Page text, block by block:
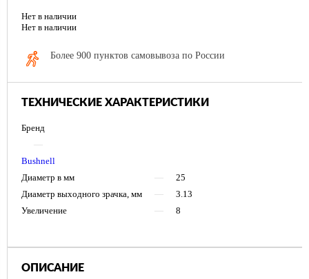
Нет в наличии
Нет в наличии
Более 900 пунктов самовывоза по России
ТЕХНИЧЕСКИЕ ХАРАКТЕРИСТИКИ
Бренд
—
Bushnell
Диаметр в мм
—
25
Диаметр выходного зрачка, мм
—
3.13
Увеличение
— 8
ОПИСАНИЕ